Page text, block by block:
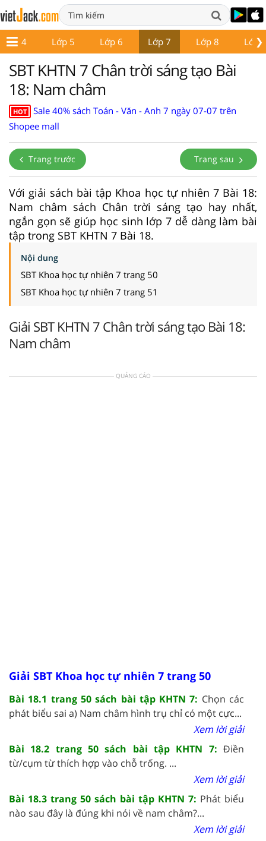
❯
Lớp 4 Lớp 5 Lớp 6 Lớp 7 Lớp 8 Lớp
SBT KHTN 7 Chân trời sáng tạo Bài
18: Nam châm
HOT
Sale 40% sách Toán - Văn - Anh 7 ngày 07-07 trên
Shopee mall
Trang trước Trang sau
Với giải sách bài tập Khoa học tự nhiên 7 Bài 18:
Nam châm sách Chân trời sáng tạo hay nhất,
ngắn gọn sẽ giúp học sinh lớp 7 dễ dàng làm bài
tập trong SBT KHTN 7 Bài 18.
Nội dung
SBT Khoa học tự nhiên 7 trang 50
SBT Khoa học tự nhiên 7 trang 51
Giải SBT KHTN 7 Chân trời sáng tạo Bài 18:
Nam châm
QUẢNG CÁO
Giải SBT Khoa học tự nhiên 7 trang 50
Bài 18.1 trang 50 sách bài tập KHTN 7: Chọn các
phát biểu sai a) Nam châm hình trụ chỉ có một cực...
Xem lời giải
Bài 18.2 trang 50 sách bài tập KHTN 7: Điền
từ/cụm từ thích hợp vào chỗ trống. ...
Xem lời giải
Bài 18.3 trang 50 sách bài tập KHTN 7: Phát biểu
nào sau đây là đúng khi nói về nam châm?...
Xem lời giải